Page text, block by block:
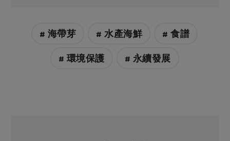
# 海帶芽 # 水產海鮮 # 食譜
# 環境保護 # 永續發展